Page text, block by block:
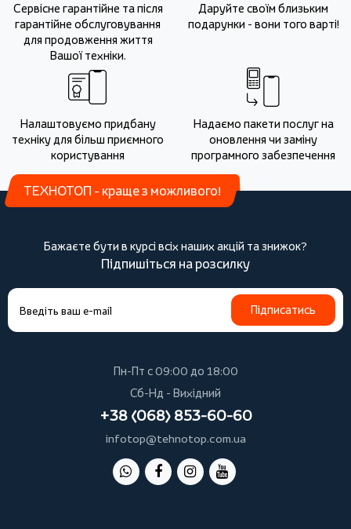
Сервісне гарантійне та після
гарантійне обслуговування
для продовження життя
Вашої техніки.
Даруйте своїм близьким
подарунки - вони того варті!
Налаштовуємо придбану
техніку для більш приємного
користування
Надаємо пакети послуг на
оновлення чи заміну
програмного забезпечення
ТЕХНОТОП - краще з можливого!
Бажаєте бути в курсі всіх наших акцій та знижок?
Підпишіться на розсилку
Підписатись
Пн-Пт с 09:00 до 18:00
Сб-Нд - Вихідний
+38 (068) 853-60-60
infotop@tehnotop.com.ua